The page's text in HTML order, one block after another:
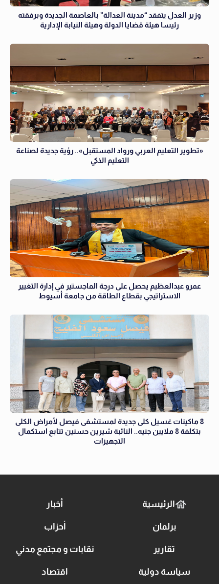
وزير العدل يتفقد “مدينة العدالة” بالعاصمة الجديدة وبرفقته
رئيسا هيئة قضايا الدولة وهيئة النيابة الإدارية
«تطوير التعليم العربي ورواد المستقبل».. رؤية جديدة لصناعة
التعليم الذكي
عمرو عبدالعظيم يحصل على درجة الماجستير في إدارة التغيير
الاستراتيجي بقطاع الطاقة من جامعة أسيوط
8 ماكينات غسيل كلى جديدة لمستشفى فيصل لأمراض الكلى
بتكلفة 8 ملايين جنيه.. النائبة شيرين حسنين تتابع استكمال
التجهيزات
الرئيسية أخبار
برلمان أحزاب
تقارير نقابات و مجتمع مدني
سياسة دولية اقتصاد